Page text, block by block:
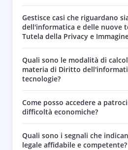
Gestisce casi che riguardano
dell'informatica e delle nuove
Tutela della Privacy e
Quali sono le modalità di
materia di Diritto
tecnologie?
Come posso accedere a
difficoltà economiche?
Quali sono i segnali che
legale affidabile e competente?